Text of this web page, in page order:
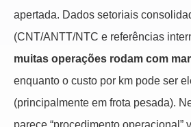
apertada. Dados setoriais
(CNT/ANTT/NTC e referências
muitas operações rodam com
enquanto o custo por km pode ser
(principalmente em frota pesada).
parece “procedimento operacional”